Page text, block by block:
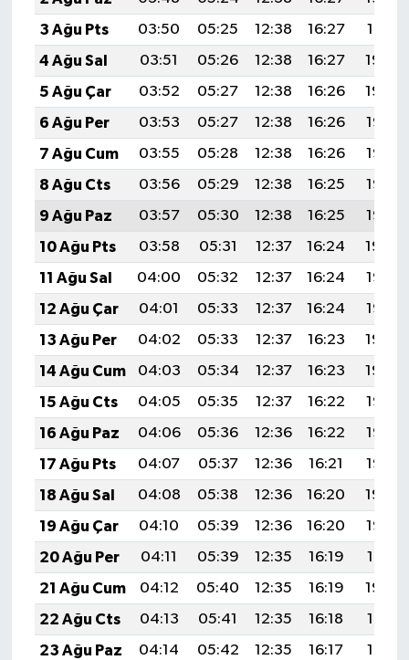
3 Ağu Pts
03:50 05:25 12:38 16:27
19:41
4 Ağu Sal
03:51 05:26 12:38 16:27
19:40
5 Ağu Çar
03:52 05:27 12:38 16:26
19:39
6 Ağu Per
03:53 05:27 12:38 16:26
19:38
7 Ağu Cum
03:55 05:28 12:38 16:26
19:37
8 Ağu Cts
03:56 05:29 12:38 16:25
19:36
9 Ağu Paz
03:57 05:30 12:38 16:25
19:35
10 Ağu Pts
03:58 05:31 12:37 16:24
19:34
11 Ağu Sal
04:00 05:32 12:37 16:24
19:33
12 Ağu Çar
04:01 05:33 12:37 16:24
19:32
13 Ağu Per
04:02 05:33 12:37 16:23
19:30
14 Ağu Cum
04:03 05:34 12:37 16:23
19:29
15 Ağu Cts
04:05 05:35 12:37 16:22
19:28
16 Ağu Paz
04:06 05:36 12:36 16:22
19:27
17 Ağu Pts
04:07 05:37 12:36 16:21
19:25
18 Ağu Sal
04:08 05:38 12:36 16:20
19:24
19 Ağu Çar
04:10 05:39 12:36 16:20
19:23
20 Ağu Per
04:11 05:39 12:35 16:19
19:21
21 Ağu Cum
04:12 05:40 12:35 16:19
19:20
22 Ağu Cts
04:13 05:41 12:35 16:18
19:19
23 Ağu Paz
04:14 05:42 12:35 16:17
19:17